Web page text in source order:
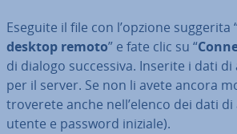
Eseguite il file con l’opzione suggerita
desktop remoto” e fate clic su “
di dialogo suc­ces­si­va. Inserite i dati
per il server. Se non li avete ancora
troverete anche nell’elenco dei dati di
utente e password iniziale).